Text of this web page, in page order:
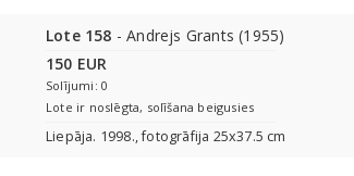
Lote 158 - Andrejs Grants (1955)
150 EUR
Solījumi: 0
Lote ir noslēgta, solīšana beigusies
Liepāja. 1998., fotogrāfija 25x37.5 cm